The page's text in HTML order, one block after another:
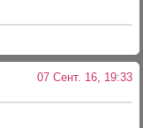
07 Сент. 16, 19:33